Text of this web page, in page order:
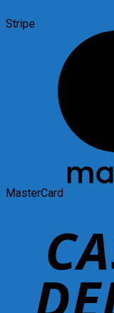
Stripe
MasterCard